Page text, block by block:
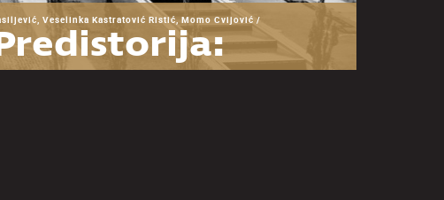
Veselinka Kastratović Ristić, Momo Cvijović /
Osnova za